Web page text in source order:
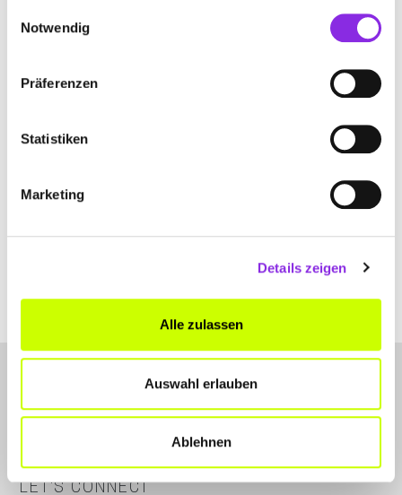
Notwendig
Präferenzen
Statistiken
Marketing
Details zeigen
Alle zulassen
Auswahl erlauben
Ablehnen
REZEPT DES MONATS FEBRUAR: SPITZKO…
Im Monat Februar haben wir mit saisonalem Gemüse nochmal
LET'S CONNECT